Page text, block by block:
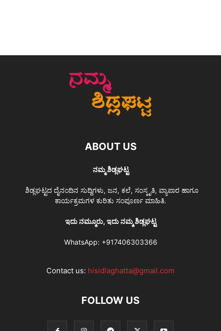
ABOUT US
ನಮ್ಮ ಶಿಡ್ಲಘಟ್ಟ
ಶಿಡ್ಲಘಟ್ಟದ ದೈನಂದಿನ ಸುದ್ದಿಗಳು, ಜನ, ಕಲೆ, ಸಂಸ್ಕೃತಿ, ವ್ಯಾಪಾರ ಹಾಗೂ
ಕಾರ್ಯಕ್ರಮಗಳ ಕುರಿತು ಸಂಪೂರ್ಣ ಮಾಹಿತಿ.
ಇದು ನಮ್ಮೂರು, ಇದು ನಮ್ಮ ಶಿಡ್ಲಘಟ್ಟ
WhatsApp: +917406303366
Contact us: hisidlaghatta@gmail.com
FOLLOW US